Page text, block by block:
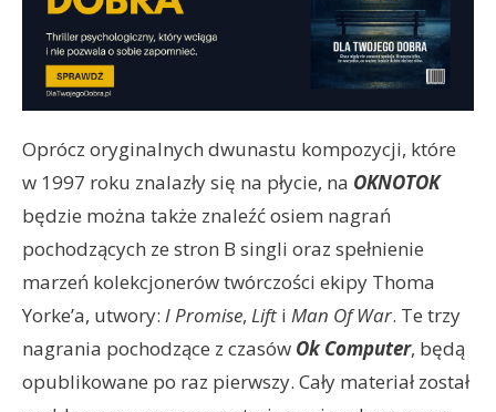
Oprócz oryginalnych dwunastu kompozycji, które
w 1997 roku znalazły się na płycie, na OKNOTOK
będzie można także znaleźć osiem nagrań
pochodzących ze stron B singli oraz spełnienie
marzeń kolekcjonerów twórczości ekipy Thoma
Yorke’a, utwory: I Promise, Lift i Man Of War. Te trzy
nagrania pochodzące z czasów Ok Computer, będą
opublikowane po raz pierwszy. Cały materiał został